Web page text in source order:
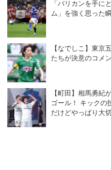
「バリカンを手に
ム」を強く思った
【なでしこ】東京
たちが決意のコメ
【町田】相馬勇紀
ゴール！ キックの
だけどやっぱり大